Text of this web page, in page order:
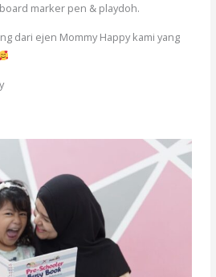
marker pen & playdoh.
dari ejen Mommy Happy kami yang